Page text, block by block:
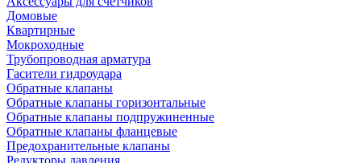
Домовые
Квартирные
Мокроходные
Трубопроводная арматура
Гасители гидроудара
Обратные клапаны
Обратные клапаны горизонтальные
Обратные клапаны подпружиненные
Обратные клапаны фланцевые
Предохранительные клапаны
Редукторы давления